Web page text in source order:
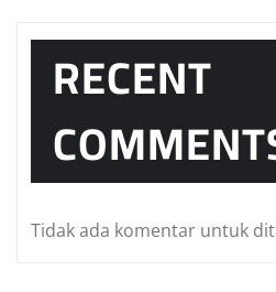
RECENT
Tidak ada komentar untuk